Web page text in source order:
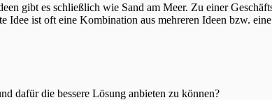
gibt es schließlich wie Sand am Meer. Zu einer
ist oft eine Kombination aus mehreren Ideen bzw.
dafür die bessere Lösung anbieten zu können?